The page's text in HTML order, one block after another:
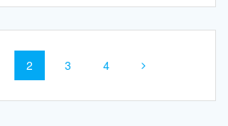
Página
2 Página
3 Página
4